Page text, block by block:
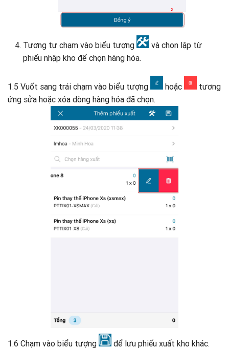
Tương tự chạm vào biểu tượng
và chọn lập từ
phiếu nhập kho để chọn hàng hóa.
1.5 Vuốt sang trái chạm vào biểu tượng hoặc
tương
ứng sửa hoặc xóa dòng hàng hóa đã chọn.
1.6 Chạm vào biểu tượng để lưu phiếu xuất kho khác.